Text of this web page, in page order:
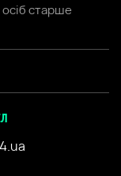
старше